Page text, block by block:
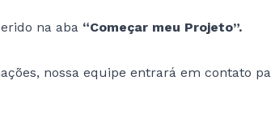
na aba “Começar meu Projeto”.
nossa equipe entrará em contato